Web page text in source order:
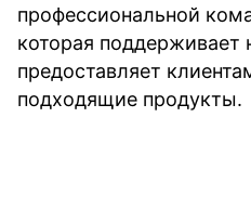
профессиональной
которая поддерживает
предоставляет
подходящие продукты.